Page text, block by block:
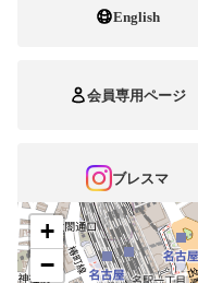
English
会員専用ページ
ブレスマ
+
−